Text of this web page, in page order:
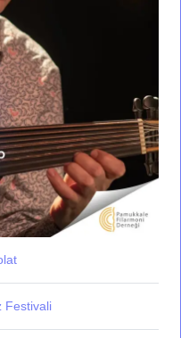
Festivali